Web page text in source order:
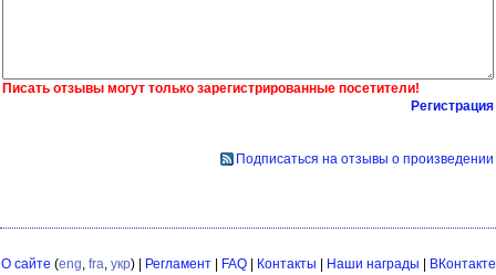
Писать отзывы могут только зарегистрированные посетители!
Регистрация
Подписаться на отзывы о произведении
О сайте (eng fra укр) | Регламент| FAQ| Контакты | Наши награды | ВКонтакте